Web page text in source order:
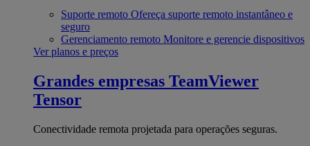
Suporte remoto Ofereça suporte remoto instantâneo e
seguro
Gerenciamento remoto Monitore e gerencie dispositivos
Ver planos e preços
Grandes empresas TeamViewer
Tensor
Conectividade remota projetada para operações seguras.